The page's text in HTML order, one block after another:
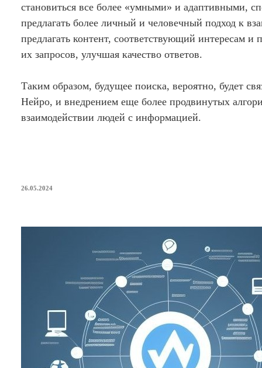
становиться все более «умными» и адаптивными,
предлагать более личный и человечный подход к
предлагать контент, соответствующий интересам и
их запросов, улучшая качество ответов.
Таким образом, будущее поиска, вероятно, будет
Нейро, и внедрением еще более продвинутых
взаимодействии людей с информацией.
ОПУБЛИКОВАНО
26.05.2024